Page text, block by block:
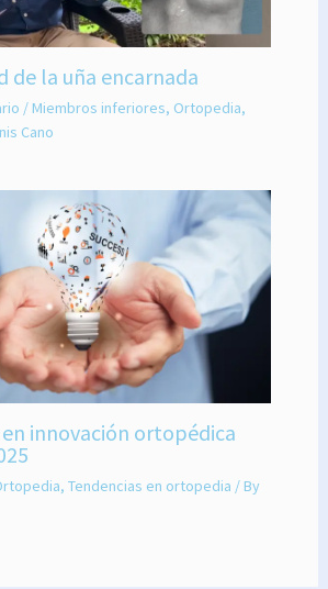
de la uña encarnada
/ Miembros inferiores, Ortopedia,
Cano
innovación ortopédica
, Tendencias en ortopedia / By